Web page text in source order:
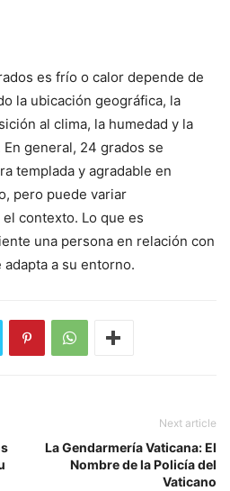
es frío o calor depende de
la ubicación geográfica, la
al clima, la humedad y la
general, 24 grados se
templada y agradable en
pero puede variar
contexto. Lo que es
una persona en relación con
a su entorno.
Next article
La Gendarmería Vaticana: El
Nombre de la Policía del
Vaticano